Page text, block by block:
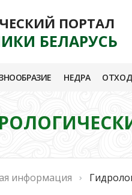
ПОРТАЛ
БЕЛАРУСЬ
НЕДРА
информация